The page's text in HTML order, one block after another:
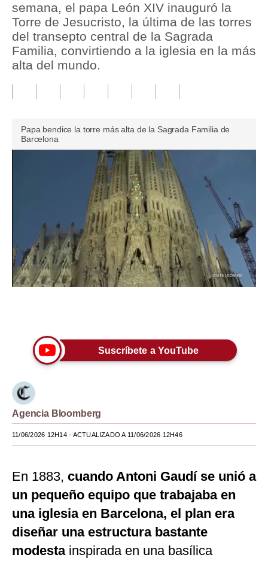
Plus G
Opinión
Editorial
Tendencias
Estilos
Mundo
EEUU
España
Internacional
Tecnología
Club del Suscriptor
Mix
Notas Contratadas
Podcast
Gestión TV
Videos
semana, el papa León XIV inauguró la
Torre de Jesucristo, la última de las torres
del transepto central de la Sagrada
Familia, convirtiendo a la iglesia en la más
alta del mundo.
Papa bendice la torre más alta de la Sagrada Familia de
Barcelona
Suscríbete a YouTube
Agencia Bloomberg
11/06/2026 12H14- ACTUALIZADO A 11/06/2026 12H46
En 1883, cuando Antoni Gaudí se unió a
un pequeño equipo que trabajaba en
una iglesia en Barcelona, ​​el plan era
diseñar una estructura bastante
modestainspirada en una basílica